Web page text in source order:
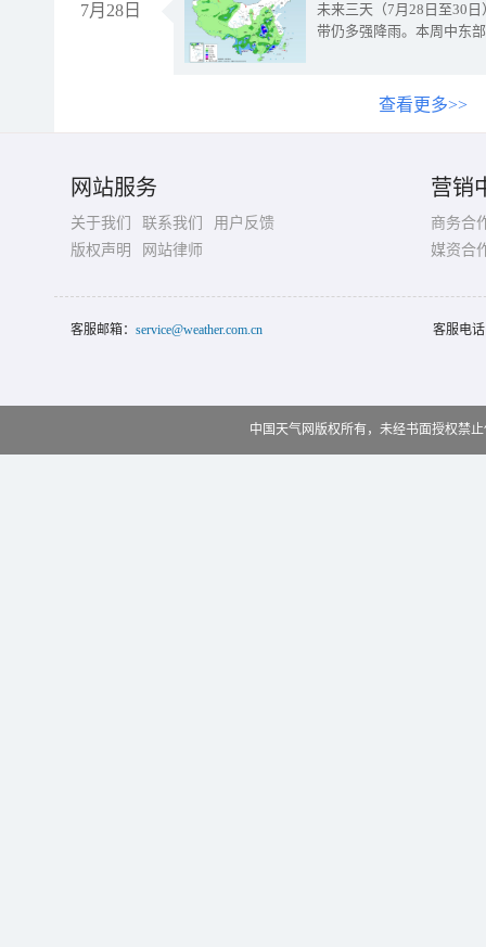
7月28日
未来三天（7月28日至30
带仍多强降雨。本周中东
查看更多>>
网站服务
关于我们 联系我们
用户反馈
版权声明
网站律师
营销
商务合
媒资合
客服邮箱： service@weather.com.cn 客服电
中国天气网版权所有，未经书面授权